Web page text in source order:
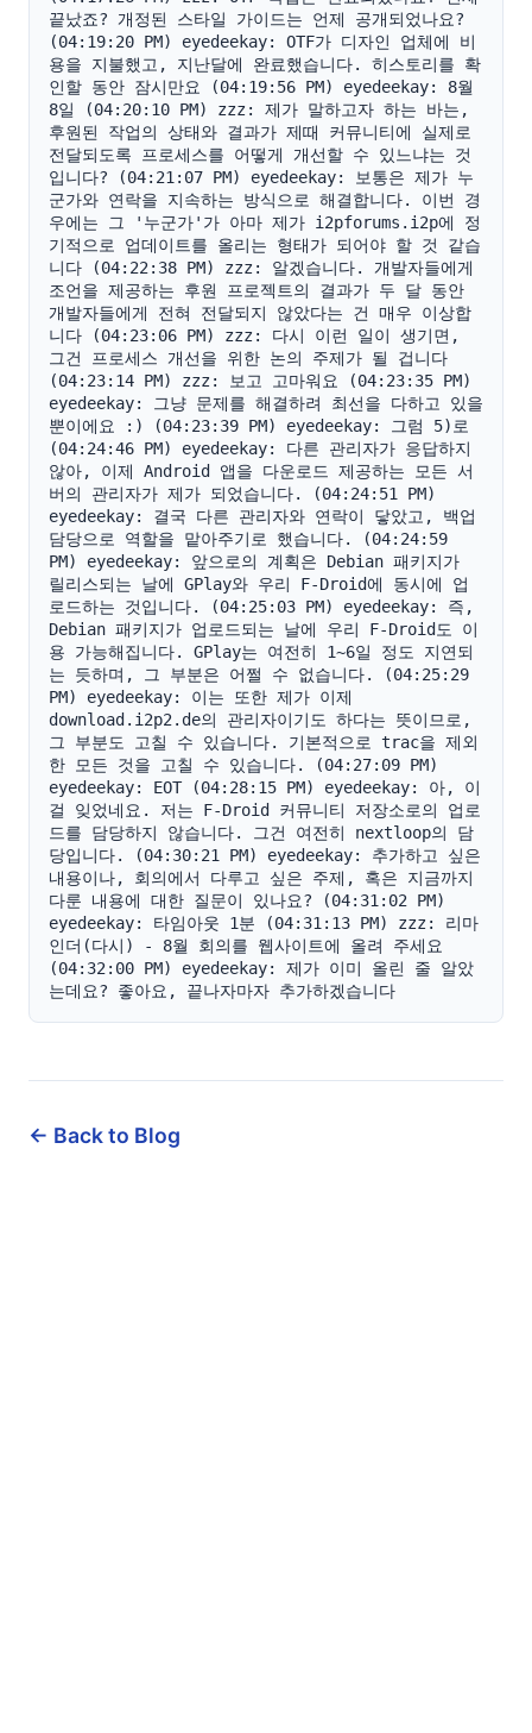
끝났죠? 개정된 스타일 가이드는 언제 공개되었나요?
(04:19:20 PM) eyedeekay: OTF가 디자인 업체에 비
용을 지불했고, 지난달에 완료했습니다. 히스토리를 확
인할 동안 잠시만요 (04:19:56 PM) eyedeekay: 8월
8일 (04:20:10 PM) zzz: 제가 말하고자 하는 바는,
후원된 작업의 상태와 결과가 제때 커뮤니티에 실제로
전달되도록 프로세스를 어떻게 개선할 수 있느냐는 것
입니다? (04:21:07 PM) eyedeekay: 보통은 제가 누
군가와 연락을 지속하는 방식으로 해결합니다. 이번 경
우에는 그 '누군가'가 아마 제가 i2pforums.i2p에 정
기적으로 업데이트를 올리는 형태가 되어야 할 것 같습
니다 (04:22:38 PM) zzz: 알겠습니다. 개발자들에게
조언을 제공하는 후원 프로젝트의 결과가 두 달 동안
개발자들에게 전혀 전달되지 않았다는 건 매우 이상합
니다 (04:23:06 PM) zzz: 다시 이런 일이 생기면,
그건 프로세스 개선을 위한 논의 주제가 될 겁니다
(04:23:14 PM) zzz: 보고 고마워요 (04:23:35 PM)
eyedeekay: 그냥 문제를 해결하려 최선을 다하고 있을
뿐이에요 :) (04:23:39 PM) eyedeekay: 그럼 5)로
(04:24:46 PM) eyedeekay: 다른 관리자가 응답하지
않아, 이제 Android 앱을 다운로드 제공하는 모든 서
버의 관리자가 제가 되었습니다. (04:24:51 PM)
eyedeekay: 결국 다른 관리자와 연락이 닿았고, 백업
담당으로 역할을 맡아주기로 했습니다. (04:24:59
PM) eyedeekay: 앞으로의 계획은 Debian 패키지가
릴리스되는 날에 GPlay와 우리 F-Droid에 동시에 업
로드하는 것입니다. (04:25:03 PM) eyedeekay: 즉,
Debian 패키지가 업로드되는 날에 우리 F-Droid도 이
용 가능해집니다. GPlay는 여전히 1~6일 정도 지연되
는 듯하며, 그 부분은 어쩔 수 없습니다. (04:25:29
PM) eyedeekay: 이는 또한 제가 이제
download.i2p2.de의 관리자이기도 하다는 뜻이므로,
그 부분도 고칠 수 있습니다. 기본적으로 trac을 제외
한 모든 것을 고칠 수 있습니다. (04:27:09 PM)
eyedeekay: EOT (04:28:15 PM) eyedeekay: 아, 이
걸 잊었네요. 저는 F-Droid 커뮤니티 저장소로의 업로
드를 담당하지 않습니다. 그건 여전히 nextloop의 담
당입니다. (04:30:21 PM) eyedeekay: 추가하고 싶은
내용이나, 회의에서 다루고 싶은 주제, 혹은 지금까지
다룬 내용에 대한 질문이 있나요? (04:31:02 PM)
eyedeekay: 타임아웃 1분 (04:31:13 PM) zzz: 리마
인더(다시) - 8월 회의를 웹사이트에 올려 주세요
(04:32:00 PM) eyedeekay: 제가 이미 올린 줄 알았
는데요? 좋아요, 끝나자마자 추가하겠습니다
← Back to Blog